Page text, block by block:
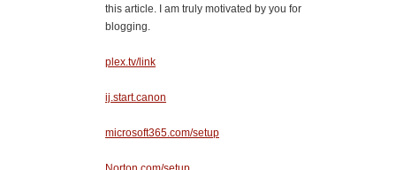
this article. I am truly motivated by you for
blogging.
plex.tv/link
ij.start.canon
microsoft365.com/setup